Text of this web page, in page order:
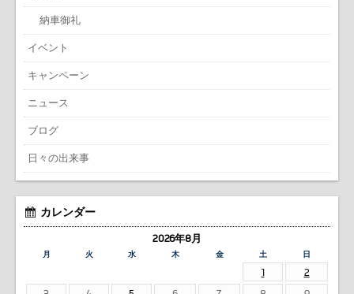
納車御礼
イベント
キャンペーン
ニュース
ブログ
日々の出来事
カレンダー
2026年8月
月 火 水 木 金 土 日
1
2